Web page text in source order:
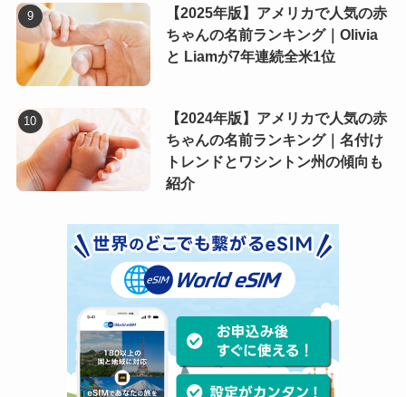
【2025年版】アメリカで人気の赤
ちゃんの名前ランキング｜Olivia
と Liamが7年連続全米1位
【2024年版】アメリカで人気の赤
ちゃんの名前ランキング｜名付け
トレンドとワシントン州の傾向も
紹介